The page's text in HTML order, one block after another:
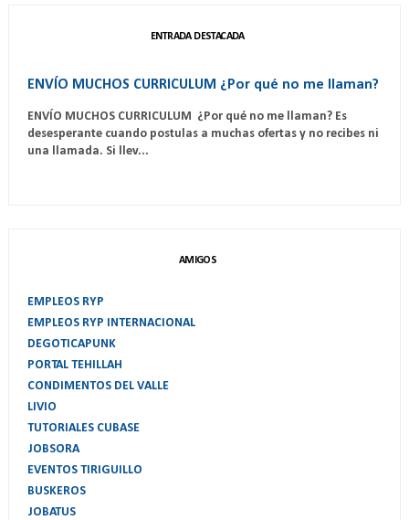
ENTRADA DESTACADA
ENVÍO MUCHOS CURRICULUM ¿Por qué no me llaman?
ENVÍO MUCHOS CURRICULUM ¿Por qué no me llaman? Es
desesperante cuando postulas a muchas ofertas y no recibes ni
una llamada. Si llev...
AMIGOS
EMPLEOS RYP
EMPLEOS RYP INTERNACIONAL
DEGOTICAPUNK
PORTAL TEHILLAH
CONDIMENTOS DEL VALLE
LIVIO
TUTORIALES CUBASE
JOBSORA
EVENTOS TIRIGUILLO
BUSKEROS
JOBATUS